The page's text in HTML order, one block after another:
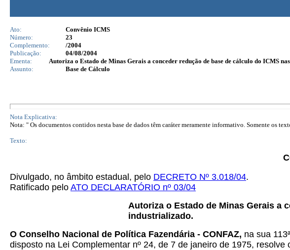
Ato:
Convênio ICMS
Número:
23
Complemento:
/2004
Publicação:
04/08/2004
Ementa:
Autoriza o Estado de Minas Gerais a conceder redução de base de cálculo do ICMS
Assunto:
Base de Cálculo
Nota Explicativa:
Nota: " Os documentos contidos nesta base de dados têm caráter meramente informativo. Somente os
Texto:
Divulgado, no âmbito estadual, pelo DECRETO Nº 3.018/04.
Ratificado pelo ATO DECLARATÓRIO nº 03/04
Autoriza o Estado de Minas Gerais a
industrializado.
O Conselho Nacional de Política Fazendária - CONFAZ, na sua
disposto na Lei Complementar nº 24, de 7 de janeiro de 1975, resolve